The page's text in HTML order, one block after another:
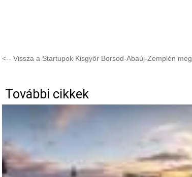
<-- Vissza a Startupok Kisgyőr Borsod-Abaúj-Zemplén
További cikkek